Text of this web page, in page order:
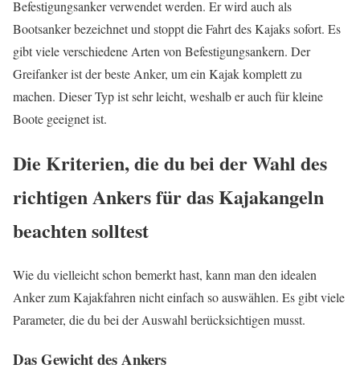
Befestigungsanker verwendet werden. Er wird auch als
Bootsanker bezeichnet und stoppt die Fahrt des Kajaks sofort. Es
gibt viele verschiedene Arten von Befestigungsankern. Der
Greifanker ist der beste Anker, um ein Kajak komplett zu
machen. Dieser Typ ist sehr leicht, weshalb er auch für kleine
Boote geeignet ist.
Die Kriterien, die du bei der Wahl des
richtigen Ankers für das Kajakangeln
beachten solltest
Wie du vielleicht schon bemerkt hast, kann man den idealen
Anker zum Kajakfahren nicht einfach so auswählen. Es gibt viele
Parameter, die du bei der Auswahl berücksichtigen musst.
Das Gewicht des Ankers